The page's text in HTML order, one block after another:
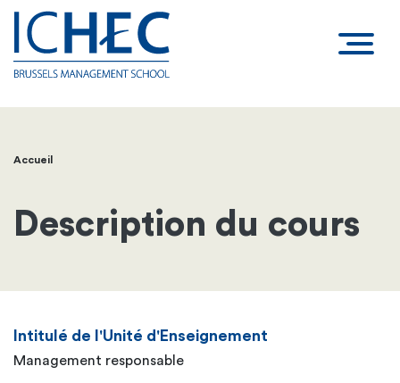
Fil
d'Ariane
Accueil
Description du cours
Intitulé de l'Unité d'Enseignement
Management responsable